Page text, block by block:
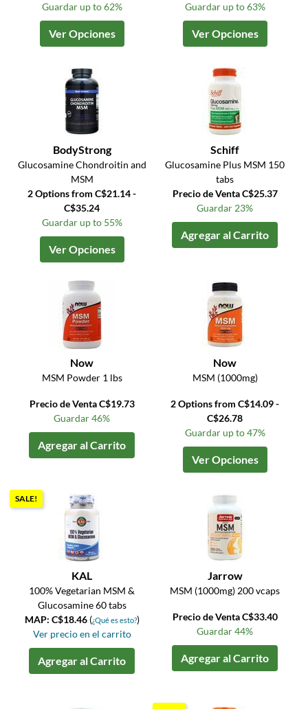
Guardar up to 62%
Ver Opciones
Guardar up to 63%
Ver Opciones
BodyStrong
Glucosamine Chondroitin and
MSM
2 Options from C$21.14 -
C$35.24
Guardar up to 55%
Ver Opciones
Schiff
Glucosamine Plus MSM 150
tabs
Precio de Venta C$25.37
Guardar 23%
Agregar al Carrito
Now
MSM Powder 1 lbs
Precio de Venta C$19.73
Guardar 46%
Agregar al Carrito
Now
MSM (1000mg)
2 Options from C$14.09 -
C$26.78
Guardar up to 47%
Ver Opciones
SALE!
KAL
100% Vegetarian MSM &
Glucosamine 60 tabs
MAP: C$18.46 (¿Qué es esto?)
Ver precio en el carrito
Agregar al Carrito
Jarrow
MSM (1000mg) 200 vcaps
Precio de Venta C$33.40
Guardar 44%
Agregar al Carrito